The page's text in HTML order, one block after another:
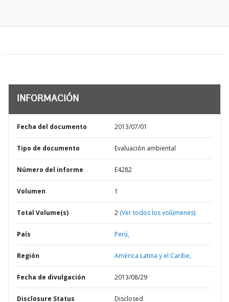
INFORMACIÓN
Fecha del documento 2013/07/01
Tipo de documento Evaluación ambiental
Número del informe E4282
Volumen 1
Total Volume(s) 2 (Ver todos los volúmenes)
País Perú,
Región América Latina y el Caribe,
Fecha de divulgación 2013/08/29
Disclosure Status Disclosed